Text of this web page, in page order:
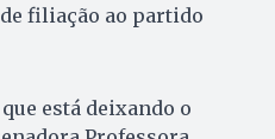
filiação ao partido
está deixando o